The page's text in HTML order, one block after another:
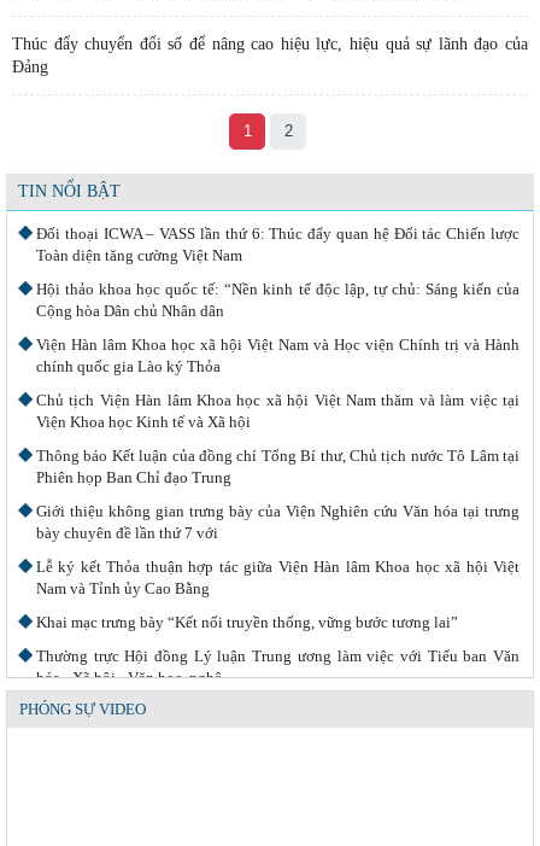
Thúc đẩy chuyển đổi số để nâng cao hiệu lực, hiệu quả sự lãnh đạo của
Đảng
1 2
TIN NỔI BẬT
Đối thoại ICWA – VASS lần thứ 6: Thúc đẩy quan hệ Đối tác Chiến lược
Toàn diện tăng cường Việt Nam
Hội thảo khoa học quốc tế: “Nền kinh tế độc lập, tự chủ: Sáng kiến của
Cộng hòa Dân chủ Nhân dân
Viện Hàn lâm Khoa học xã hội Việt Nam và Học viện Chính trị và Hành
chính quốc gia Lào ký Thỏa
Chủ tịch Viện Hàn lâm Khoa học xã hội Việt Nam thăm và làm việc tại
Viện Khoa học Kinh tế và Xã hội
Thông báo Kết luận của đồng chí Tổng Bí thư, Chủ tịch nước Tô Lâm tại
Phiên họp Ban Chỉ đạo Trung
Giới thiệu không gian trưng bày của Viện Nghiên cứu Văn hóa tại trưng
bày chuyên đề lần thứ 7 với
Lễ ký kết Thỏa thuận hợp tác giữa Viện Hàn lâm Khoa học xã hội Việt
Nam và Tỉnh ủy Cao Bằng
Khai mạc trưng bày “Kết nối truyền thống, vững bước tương lai”
Thường trực Hội đồng Lý luận Trung ương làm việc với Tiểu ban Văn
hóa - Xã hội - Văn học, nghệ
Công tác chuẩn bị trưng bày chủ đề “Kết nối truyền thống - Vững bước
tương lai”
PHÓNG SỰ VIDEO